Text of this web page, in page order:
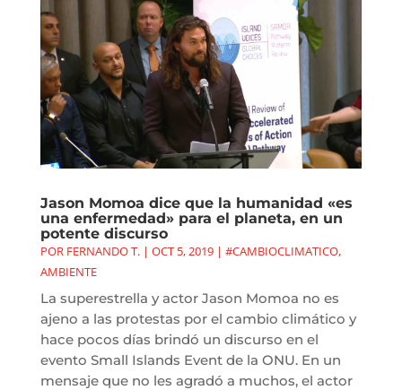
Jason Momoa dice que la humanidad «es
una enfermedad» para el planeta, en un
potente discurso
POR FERNANDO T.| OCT 5, 2019| #CAMBIOCLIMATICO,
AMBIENTE
La superestrella y actor Jason Momoa no es
ajeno a las protestas por el cambio climático y
hace pocos días brindó un discurso en el
evento Small Islands Event de la ONU. En un
mensaje que no les agradó a muchos, el actor